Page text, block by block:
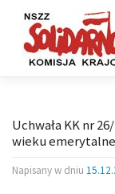
content
Uchwała KK nr
wieku
Napisany w dniu